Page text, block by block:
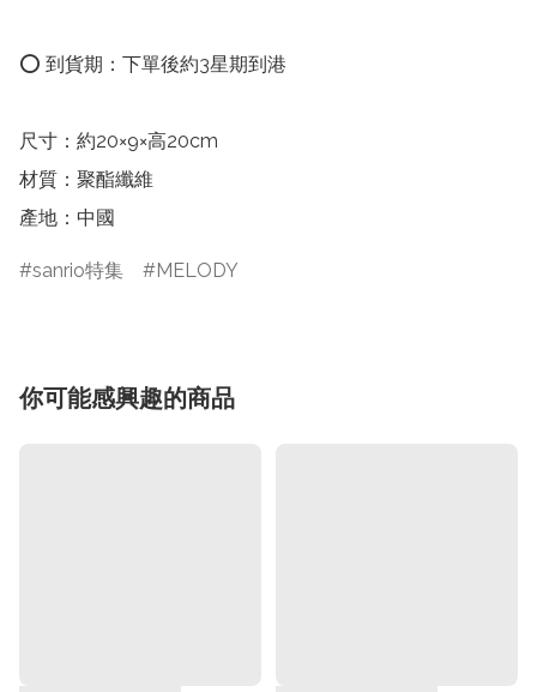
⭕️ 到貨期：下單後約3星期到港
尺寸：約20×9×高20cm
材質：聚酯纖維
產地：中國
sanrio特集 MELODY
你可能感興趣的商品